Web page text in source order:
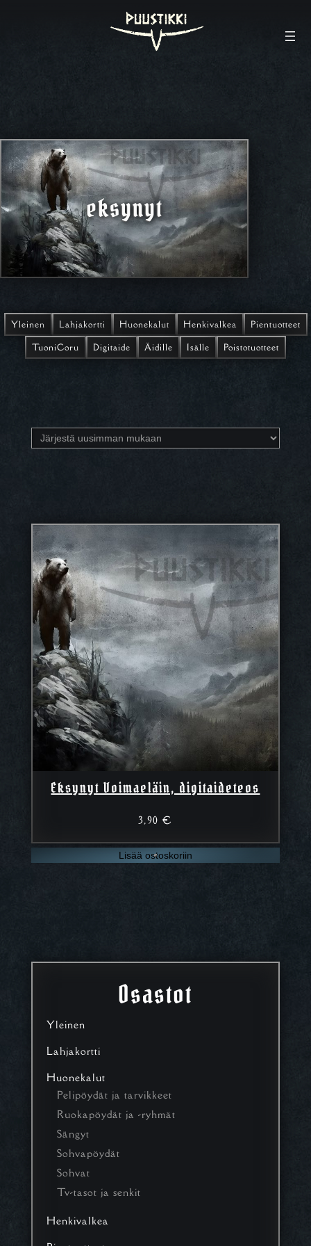
eksynyt
Yleinen Lahjakortti Huonekalut Henkivalkea
Pientuotteet
TuoniCoru
Digitaide Äidille Isälle Poistotuotteet
Osastot
Yleinen
Lahjakortti
Huonekalut
Pelipöydät ja tarvikkeet
Ruokapöydät ja -ryhmät
Sängyt
Sohvapöydät
Sohvat
Tv-tasot ja senkit
Henkivalkea
Eksynyt Voimaeläin, digitaideteos
3,90€
Lisää ostoskoriin